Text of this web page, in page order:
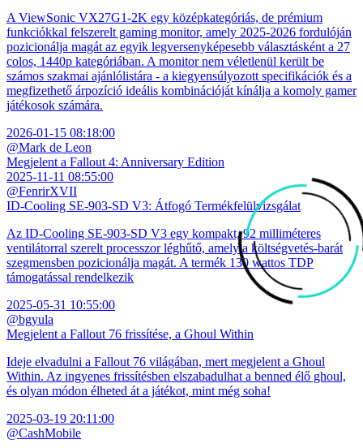
A ViewSonic VX27G1-2K egy középkategóriás, de prémium
funkciókkal felszerelt gaming monitor, amely 2025-2026 fordulóján
pozicionálja magát az egyik legversenyképesebb választásként a 27
colos, 1440p kategóriában. A monitor nem véletlenül került be
számos szakmai ajánlólistára - a kiegyensúlyozott specifikációk és a
megfizethető árpozíció ideális kombinációját kínálja a komoly gamer
játékosok számára.
2026-01-15 08:18:00
@Mark de Leon
Megjelent a Fallout 4: Anniversary Edition
2025-11-11 08:55:00
@FenrirXVII
ID-Cooling SE-903-SD V3: Átfogó Termékfelülvizsgálat
Az ID-Cooling SE-903-SD V3 egy kompakt, 92 milliméteres
ventilátorral szerelt processzor léghűtő, amely a költségvetés-barát
szegmensben pozicionálja magát. A termék 130 wattos TDP
támogatással rendelkezik
2025-05-31 10:55:00
@bgyula
Megjelent a Fallout 76 frissítése, a Ghoul Within
Ideje elvadulni a Fallout 76 világában, mert megjelent a Ghoul
Within. Az ingyenes frissítésben elszabadulhat a benned élő ghoul,
és olyan módon élheted át a játékot, mint még soha!
2025-03-19 20:11:00
@CashMobile